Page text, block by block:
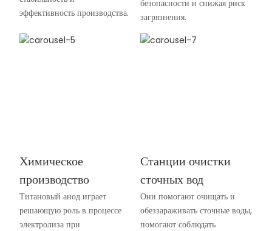
эффективность производства.
безопасности и снижая риск
загрязнения.
Химическое
производство
Титановый анод играет
решающую роль в процессе
электролиза при
Станции очистки
сточных вод
Они помогают очищать и
обеззараживать сточные воды,
помогают соблюдать